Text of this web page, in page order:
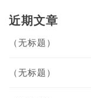
近期文章
（无标题）
（无标题）